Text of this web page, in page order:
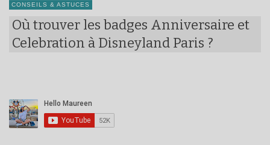
CONSEILS & ASTUCES
Où trouver les badges Anniversaire et
Celebration à Disneyland Paris ?